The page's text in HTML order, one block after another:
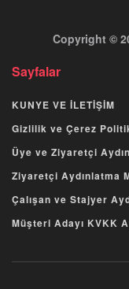
Copyright ©
Sayfalar
KUNYE VE İLETİŞİM
Gizlilik ve Çerez
Üye ve Ziyaretçi
Ziyaretçi Aydınlatma
Çalışan ve Stajyer
Müşteri Adayı KVKK